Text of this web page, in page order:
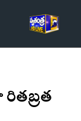
రితబ్రత